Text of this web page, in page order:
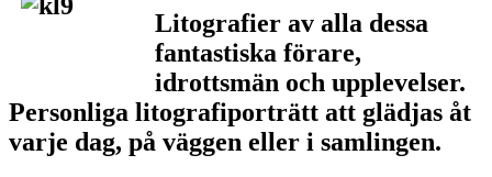
Litografier av alla dessa
fantastiska förare,
idrottsmän och upplevelser.
Personliga litografiporträtt att glädjas åt
varje dag, på väggen eller i samlingen.